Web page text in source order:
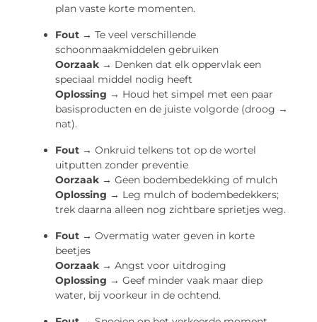
plan vaste korte momenten.
Fout → Te veel verschillende
schoonmaakmiddelen gebruiken
Oorzaak → Denken dat elk oppervlak een
speciaal middel nodig heeft
Oplossing → Houd het simpel met een paar
basisproducten en de juiste volgorde (droog →
nat).
Fout → Onkruid telkens tot op de wortel
uitputten zonder preventie
Oorzaak → Geen bodembedekking of mulch
Oplossing → Leg mulch of bodembedekkers;
trek daarna alleen nog zichtbare sprietjes weg.
Fout → Overmatig water geven in korte
beetjes
Oorzaak → Angst voor uitdroging
Oplossing → Geef minder vaak maar diep
water, bij voorkeur in de ochtend.